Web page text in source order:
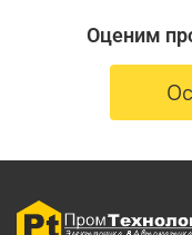
Оценим